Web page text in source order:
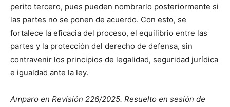
perito tercero, pues pueden nombrarlo posteriormente si
las partes no se ponen de acuerdo. Con esto, se
fortalece la eficacia del proceso, el equilibrio entre las
partes y la protección del derecho de defensa, sin
contravenir los principios de legalidad, seguridad jurídica
e igualdad ante la ley.
Amparo en Revisión 226/2025. Resuelto en sesión de